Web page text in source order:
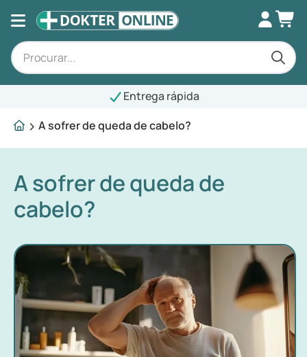
Entrega rápida
A sofrer de queda de cabelo?
A sofrer de queda de
cabelo?